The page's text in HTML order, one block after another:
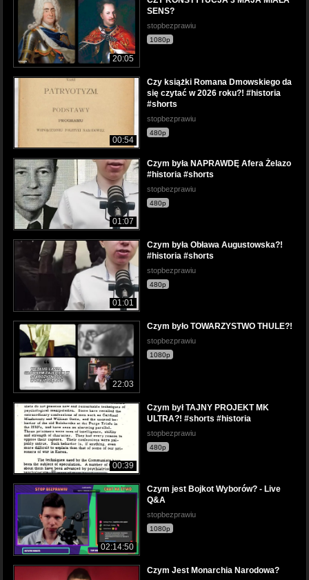
20:05
SENS?
stopbezprawiu
1080p
00:54
Czy książki Romana Dmowskiego da
się czytać w 2026 roku?! #historia
#shorts
stopbezprawiu
480p
01:07
Czym była NAPRAWDĘ Afera Żelazo
#historia #shorts
stopbezprawiu
480p
01:01
Czym była Obława Augustowska?!
#historia #shorts
stopbezprawiu
480p
22:03
Czym było TOWARZYSTWO THULE?!
stopbezprawiu
1080p
00:39
Czym był TAJNY PROJEKT MK
ULTRA?! #shorts #historia
stopbezprawiu
480p
02:14:50
Czym jest Bojkot Wyborów? - Live
Q&A
stopbezprawiu
1080p
Czym Jest Monarchia Narodowa?